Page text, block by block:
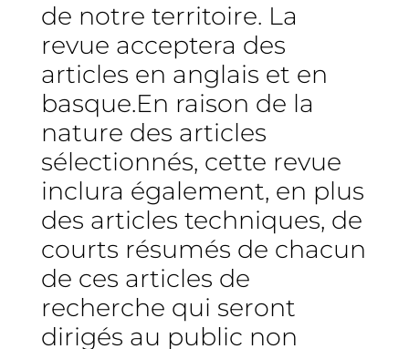
de notre territoire. La
revue acceptera des
articles en anglais et en
basque.En raison de la
nature des articles
sélectionnés, cette revue
inclura également, en plus
des articles techniques, de
courts résumés de chacun
de ces articles de
recherche qui seront
dirigés au public non